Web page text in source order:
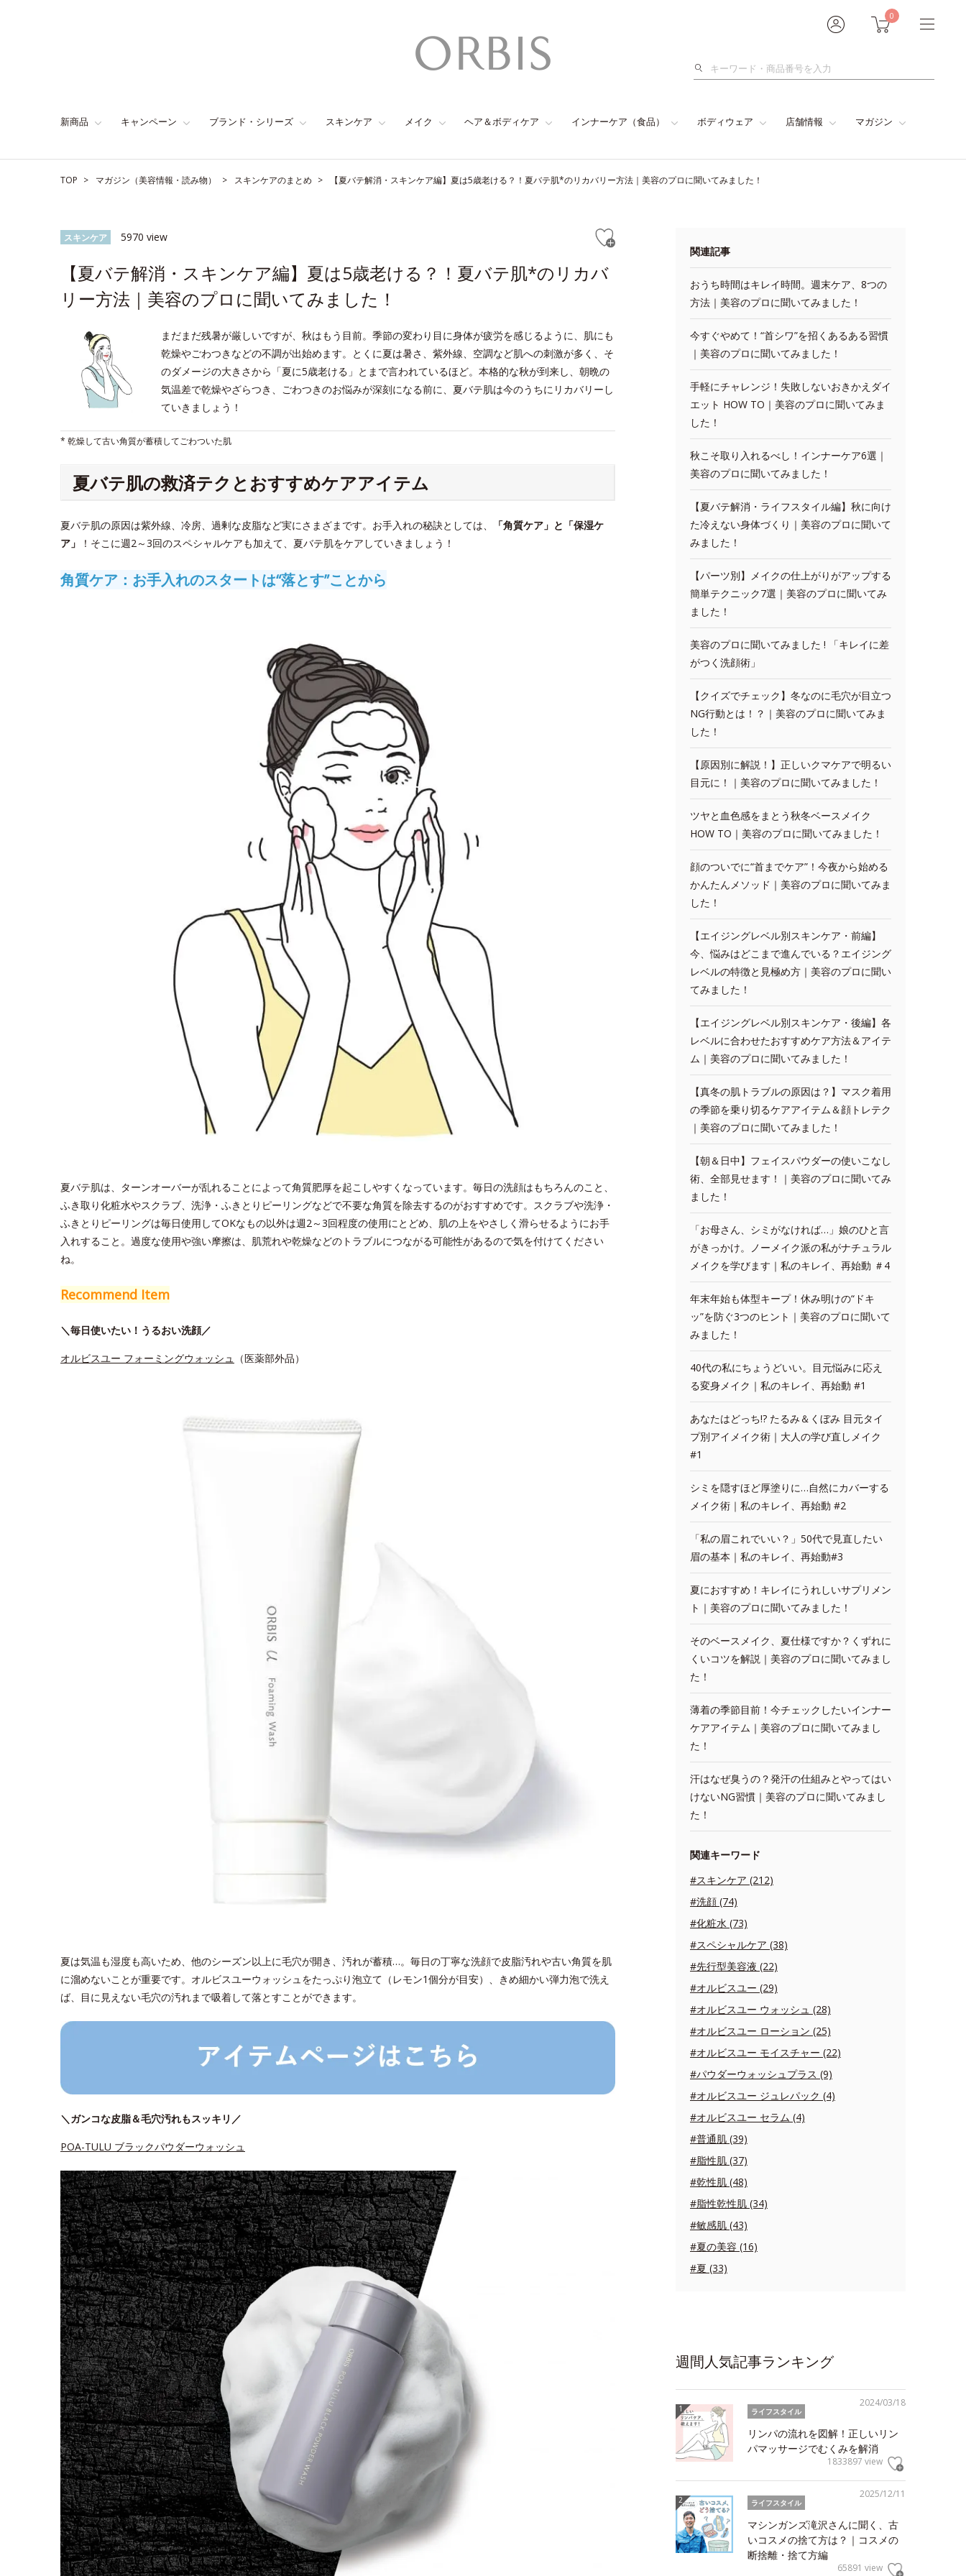
0
検
新商品 キャンペーン ブランド・シリーズ スキンケア メイク ヘア＆ボディケア インナーケア（食品） ボディウェア 店舗情報 マガジン
TOP マガジン（美容情報・読み物） スキンケアのまとめ 【夏バテ解消・スキンケア編】夏は5歳老ける？！夏バテ肌*のリカバリー方法｜美容のプロに聞いてみました！
スキンケア 5970 view
【夏バテ解消・スキンケア編】夏は5歳老ける？！夏バテ肌*のリカバ
リー方法｜美容のプロに聞いてみました！
まだまだ残暑が厳しいですが、秋はもう目前。季節の変わり目に身体が疲労を感じるように、肌にも
乾燥やごわつきなどの不調が出始めます。とくに夏は暑さ、紫外線、空調など肌への刺激が多く、そ
のダメージの大きさから「夏に5歳老ける」とまで言われているほど。本格的な秋が到来し、朝晩の
気温差で乾燥やざらつき、ごわつきのお悩みが深刻になる前に、夏バテ肌は今のうちにリカバリーし
ていきましょう！
* 乾燥して古い角質が蓄積してごわついた肌
夏バテ肌の救済テクとおすすめケアアイテム
夏バテ肌の原因は紫外線、冷房、過剰な皮脂など実にさまざまです。お手入れの秘訣としては、
「角質ケア」と「保湿ケ
ア」
！そこに週2～3回のスペシャルケアも加えて、夏バテ肌をケアしていきましょう！
角質ケア：お手入れのスタートは“落とす”ことから
夏バテ肌は、ターンオーバーが乱れることによって角質肥厚を起こしやすくなっています。毎日の洗顔はもちろんのこと、
ふき取り化粧水やスクラブ、洗浄・ふきとりピーリングなどで不要な角質を除去するのがおすすめです。スクラブや洗浄・
ふきとりピーリングは毎日使用してOKなもの以外は週2～3回程度の使用にとどめ、肌の上をやさしく滑らせるようにお手
入れすること。過度な使用や強い摩擦は、肌荒れや乾燥などのトラブルにつながる可能性があるので気を付けてください
ね。
Recommend Item
＼毎日使いたい！うるおい洗顔／
オルビスユー フォーミングウォッシュ （医薬部外品）
夏は気温も湿度も高いため、他のシーズン以上に毛穴が開き、汚れが蓄積…。毎日の丁寧な洗顔で皮脂汚れや古い角質を肌
に溜めないことが重要です。オルビスユーウォッシュをたっぷり泡立て（レモン1個分が目安）、きめ細かい弾力泡で洗え
ば、目に見えない毛穴の汚れまで吸着して落とすことができます。
＼ガンコな皮脂＆毛穴汚れもスッキリ／
POA-TULU ブラックパウダーウォッシュ
関連記事
おうち時間はキレイ時間。週末ケア、8つの
方法｜美容のプロに聞いてみました！
今すぐやめて！“首シワ”を招くあるある習慣
｜美容のプロに聞いてみました！
手軽にチャレンジ！失敗しないおきかえダイ
エット HOW TO｜美容のプロに聞いてみま
した！
秋こそ取り入れるべし！インナーケア6選｜
美容のプロに聞いてみました！
【夏バテ解消・ライフスタイル編】秋に向け
た冷えない身体づくり｜美容のプロに聞いて
みました！
【パーツ別】メイクの仕上がりがアップする
簡単テクニック7選｜美容のプロに聞いてみ
ました！
美容のプロに聞いてみました ! 「キレイに差
がつく洗顔術」
【クイズでチェック】冬なのに毛穴が目立つ
NG行動とは！？｜美容のプロに聞いてみま
した！
【原因別に解説！】正しいクマケアで明るい
目元に！｜美容のプロに聞いてみました！
ツヤと血色感をまとう秋冬ベースメイク
HOW TO｜美容のプロに聞いてみました！
顔のついでに“首までケア”！今夜から始める
かんたんメソッド｜美容のプロに聞いてみま
した！
【エイジングレベル別スキンケア・前編】
今、悩みはどこまで進んでいる？エイジング
レベルの特徴と見極め方｜美容のプロに聞い
てみました！
【エイジングレベル別スキンケア・後編】各
レベルに合わせたおすすめケア方法＆アイテ
ム｜美容のプロに聞いてみました！
【真冬の肌トラブルの原因は？】マスク着用
の季節を乗り切るケアアイテム＆顔トレテク
｜美容のプロに聞いてみました！
【朝＆日中】フェイスパウダーの使いこなし
術、全部見せます！｜美容のプロに聞いてみ
ました！
「お母さん、シミがなければ…」娘のひと言
がきっかけ。ノーメイク派の私がナチュラル
メイクを学びます｜私のキレイ、再始動 ＃4
年末年始も体型キープ！休み明けの“ドキ
ッ”を防ぐ3つのヒント｜美容のプロに聞いて
みました！
40代の私にちょうどいい。目元悩みに応え
る変身メイク｜私のキレイ、再始動 #1
あなたはどっち!? たるみ＆くぼみ 目元タイ
プ別アイメイク術｜大人の学び直しメイク
#1
シミを隠すほど厚塗りに…自然にカバーする
メイク術｜私のキレイ、再始動 #2
「私の眉これでいい？」50代で見直したい
眉の基本｜私のキレイ、再始動#3
夏におすすめ！キレイにうれしいサプリメン
ト｜美容のプロに聞いてみました！
そのベースメイク、夏仕様ですか？くずれに
くいコツを解説｜美容のプロに聞いてみまし
た！
薄着の季節目前！今チェックしたいインナー
ケアアイテム｜美容のプロに聞いてみまし
た！
汗はなぜ臭うの？発汗の仕組みとやってはい
けないNG習慣｜美容のプロに聞いてみまし
た！
関連キーワード
#スキンケア (212)
#洗顔 (74)
#化粧水 (73)
#スペシャルケア (38)
#先行型美容液 (22)
#オルビスユー (29)
#オルビスユー ウォッシュ (28)
#オルビスユー ローション (25)
#オルビスユー モイスチャー (22)
#パウダーウォッシュプラス (9)
#オルビスユー ジュレパック (4)
#オルビスユー セラム (4)
#普通肌 (39)
#脂性肌 (37)
#乾性肌 (48)
#脂性乾性肌 (34)
#敏感肌 (43)
#夏の美容 (16)
#夏 (33)
週間人気記事ランキング
2024/03/18
ライフスタイル
リンパの流れを図解！正しいリン
パマッサージでむくみを解消
1833897 view
2025/12/11
ライフスタイル
マシンガンズ滝沢さんに聞く、古
いコスメの捨て方は？｜コスメの
断捨離・捨て方編
65891 view